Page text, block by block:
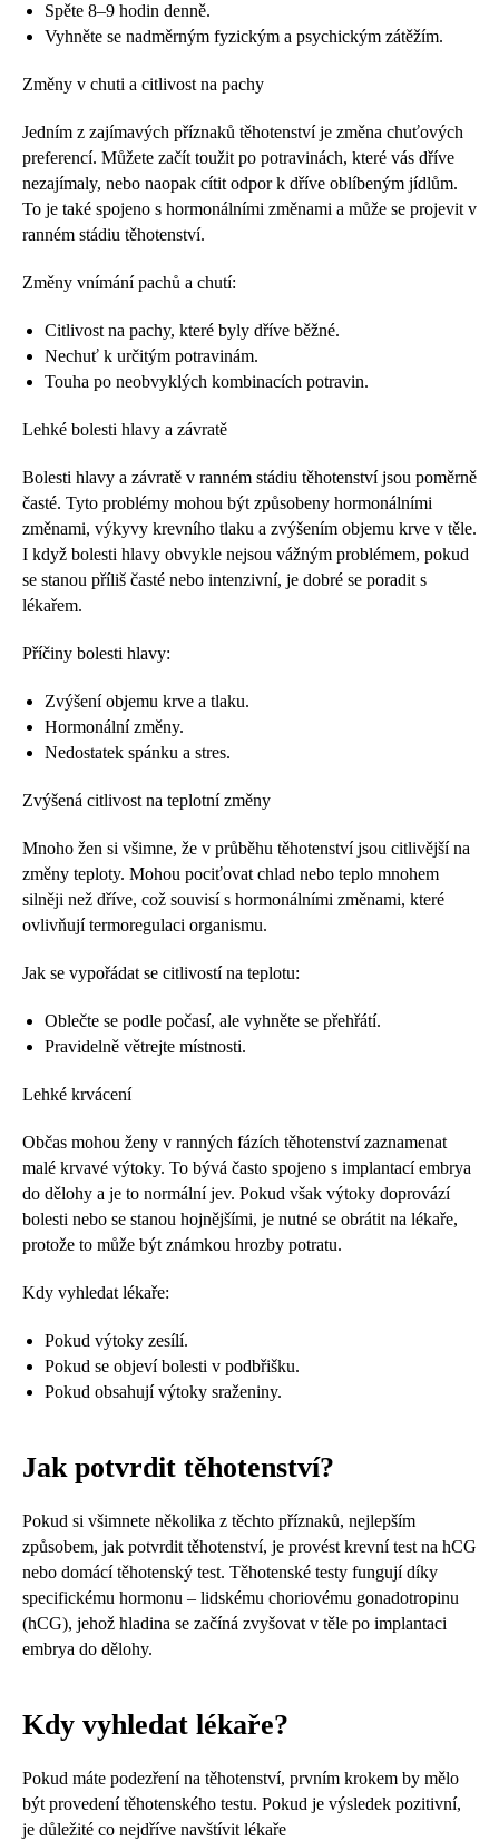
Spěte 8–9 hodin denně.
Vyhněte se nadměrným fyzickým a psychickým zátěžím.
Změny v chuti a citlivost na pachy
Jedním z zajímavých příznaků těhotenství je změna chuťových
preferencí. Můžete začít toužit po potravinách, které vás dříve
nezajímaly, nebo naopak cítit odpor k dříve oblíbeným jídlům.
To je také spojeno s hormonálními změnami a může se projevit v
ranném stádiu těhotenství.
Změny vnímání pachů a chutí:
Citlivost na pachy, které byly dříve běžné.
Nechuť k určitým potravinám.
Touha po neobvyklých kombinacích potravin.
Lehké bolesti hlavy a závratě
Bolesti hlavy a závratě v ranném stádiu těhotenství jsou poměrně
časté. Tyto problémy mohou být způsobeny hormonálními
změnami, výkyvy krevního tlaku a zvýšením objemu krve v těle.
I když bolesti hlavy obvykle nejsou vážným problémem, pokud
se stanou příliš časté nebo intenzivní, je dobré se poradit s
lékařem.
Příčiny bolesti hlavy:
Zvýšení objemu krve a tlaku.
Hormonální změny.
Nedostatek spánku a stres.
Zvýšená citlivost na teplotní změny
Mnoho žen si všimne, že v průběhu těhotenství jsou citlivější na
změny teploty. Mohou pociťovat chlad nebo teplo mnohem
silněji než dříve, což souvisí s hormonálními změnami, které
ovlivňují termoregulaci organismu.
Jak se vypořádat se citlivostí na teplotu:
Oblečte se podle počasí, ale vyhněte se přehřátí.
Pravidelně větrejte místnosti.
Lehké krvácení
Občas mohou ženy v ranných fázích těhotenství zaznamenat
malé krvavé výtoky. To bývá často spojeno s implantací embrya
do dělohy a je to normální jev. Pokud však výtoky doprovází
bolesti nebo se stanou hojnějšími, je nutné se obrátit na lékaře,
protože to může být známkou hrozby potratu.
Kdy vyhledat lékaře:
Pokud výtoky zesílí.
Pokud se objeví bolesti v podbřišku.
Pokud obsahují výtoky sraženiny.
Jak potvrdit těhotenství?
Pokud si všimnete několika z těchto příznaků, nejlepším
způsobem, jak potvrdit těhotenství, je provést krevní test na hCG
nebo domácí těhotenský test. Těhotenské testy fungují díky
specifickému hormonu – lidskému choriovému gonadotropinu
(hCG), jehož hladina se začíná zvyšovat v těle po implantaci
embrya do dělohy.
Kdy vyhledat lékaře?
Pokud máte podezření na těhotenství, prvním krokem by mělo
být provedení těhotenského testu. Pokud je výsledek pozitivní,
je důležité co nejdříve navštívit lékaře